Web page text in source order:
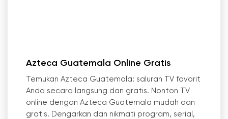
Azteca Guatemala Online Gratis
Temukan Azteca Guatemala: saluran TV favorit
Anda secara langsung dan gratis. Nonton TV
online dengan Azteca Guatemala mudah dan
gratis. Dengarkan dan nikmati program, serial,